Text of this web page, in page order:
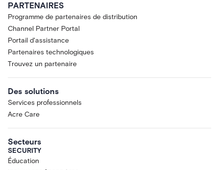
PARTENAIRES
Programme de partenaires de distribution
Channel Partner Portal
Portail d'assistance
Partenaires technologiques
Trouvez un partenaire
Des solutions
Services professionnels
Acre Care
Secteurs
SECURITY
Éducation